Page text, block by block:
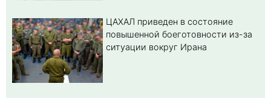
ЦАХАЛ приведен в состояние
повышенной боеготовности из-за
ситуации вокруг Ирана